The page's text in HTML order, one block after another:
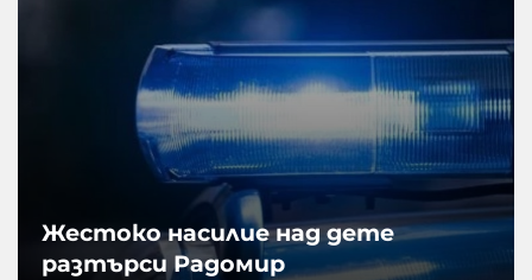
Жестоко насилие над дете
разтърси Радомир